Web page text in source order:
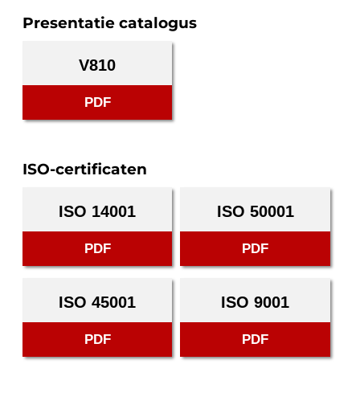
Presentatie catalogus
V810
PDF
ISO-certificaten
ISO 14001
PDF
ISO 50001
PDF
ISO 45001
PDF
ISO 9001
PDF